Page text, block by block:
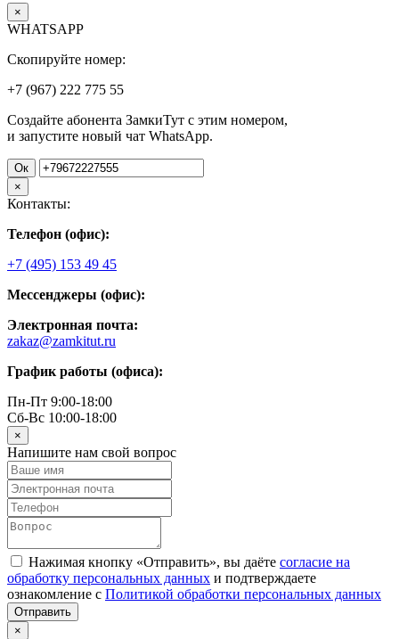
×
WHATSAPP
Скопируйте номер:
+7 (967) 222 775 55
Создайте абонента ЗамкиТут с этим номером,
и запустите новый чат WhatsApp.
Ок
×
Контакты:
Телефон (офис):
+7 (495) 153 49 45
Мессенджеры (офис):
Электронная почта:
zakaz@zamkitut.ru
График работы (офиса):
Пн-Пт 9:00-18:00
Сб-Вс 10:00-18:00
×
Напишите нам свой вопрос
Нажимая кнопку «Отправить», вы даёте согласие на
обработку персональных данных и подтверждаете
ознакомление с Политикой обработки персональных данных
×